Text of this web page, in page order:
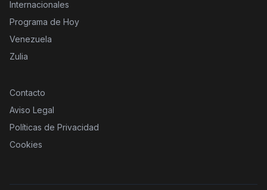
Internacionales
Programa de Hoy
Venezuela
Zulia
Contacto
Aviso Legal
Políticas de Privacidad
Cookies